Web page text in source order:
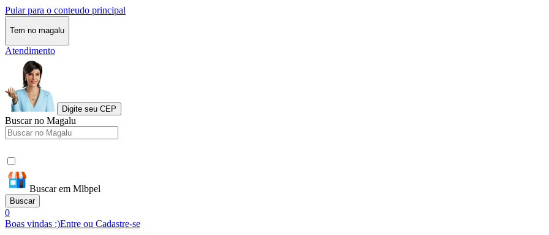
Pular para o conteudo principal
Tem no magalu
Atendimento
Digite seu CEP
Buscar no Magalu
Buscar em Mlbpel
Buscar
0
Boas vindas :)Entre ou Cadastre-se